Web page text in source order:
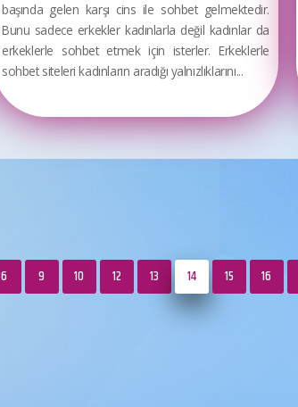
başında gelen karşı cins ile sohbet gelmektedir.
Bunu sadece erkekler kadınlarla değil kadınlar da
erkeklerle sohbet etmek için isterler. Erkeklerle
sohbet siteleri kadınların aradığı yalnızlıklarını...
6 9 10 12 13 14 15 16